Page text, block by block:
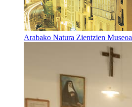
Arabako Natura Zientzien Museoa